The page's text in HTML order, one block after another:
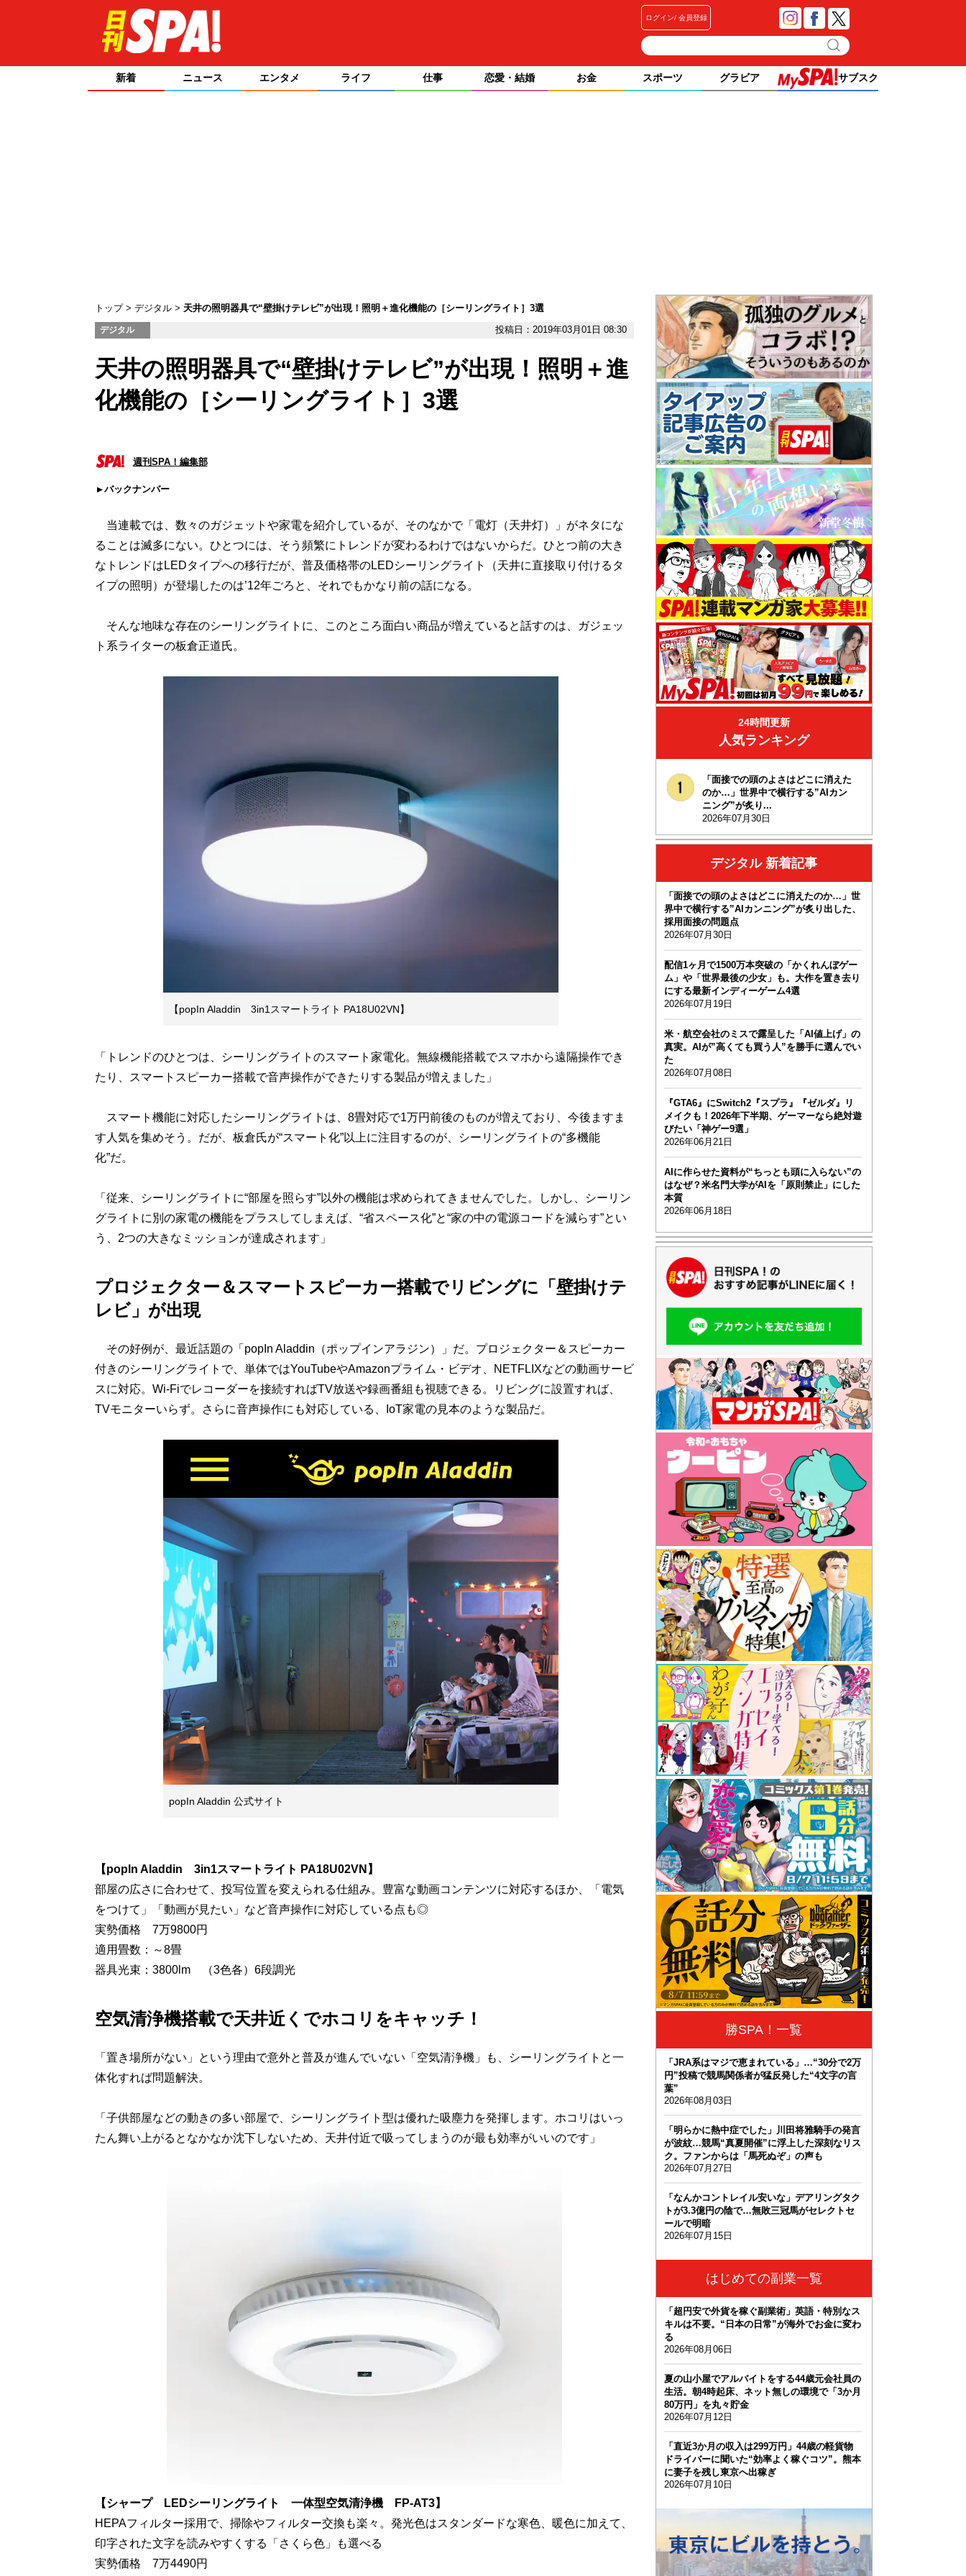
ログイン 会員登録
新着 ニュース エンタメ ライフ 仕事 恋愛・結婚 お金 スポーツ グラビア サブスク
トップ デジタル 天井の照明器具で“壁掛けテレビ”が出現！照明＋進化機能の［シーリングライト］3選
デジタル 投稿日：2019年03月01日 08:30
天井の照明器具で“壁掛けテレビ”が出現！照明＋進
化機能の［シーリングライト］3選
週刊SPA！編集部
バックナンバー
当連載では、数々のガジェットや家電を紹介しているが、そのなかで「電灯（天井灯）」がネタにな
ることは滅多にない。ひとつには、そう頻繁にトレンドが変わるわけではないからだ。ひとつ前の大き
なトレンドはLEDタイプへの移行だが、普及価格帯のLEDシーリングライト（天井に直接取り付けるタ
イプの照明）が登場したのは’12年ごろと、それでもかなり前の話になる。
そんな地味な存在のシーリングライトに、このところ面白い商品が増えていると話すのは、ガジェッ
ト系ライターの板倉正道氏。
【popIn Aladdin 3in1スマートライト PA18U02VN】
「トレンドのひとつは、シーリングライトのスマート家電化。無線機能搭載でスマホから遠隔操作でき
たり、スマートスピーカー搭載で音声操作ができたりする製品が増えました」
スマート機能に対応したシーリングライトは、8畳対応で1万円前後のものが増えており、今後ますま
す人気を集めそう。だが、板倉氏が“スマート化”以上に注目するのが、シーリングライトの“多機能
化”だ。
「従来、シーリングライトに“部屋を照らす”以外の機能は求められてきませんでした。しかし、シーリン
グライトに別の家電の機能をプラスしてしまえば、“省スペース化”と“家の中の電源コードを減らす”とい
う、2つの大きなミッションが達成されます」
プロジェクター＆スマートスピーカー搭載でリビングに「壁掛けテ
レビ」が出現
その好例が、最近話題の「popIn Aladdin（ポップインアラジン）」だ。プロジェクター＆スピーカー
付きのシーリングライトで、単体ではYouTubeやAmazonプライム・ビデオ、NETFLIXなどの動画サービ
スに対応。Wi-Fiでレコーダーを接続すればTV放送や録画番組も視聴できる。リビングに設置すれば、
TVモニターいらず。さらに音声操作にも対応している、IoT家電の見本のような製品だ。
popIn Aladdin 公式サイト
【popIn Aladdin 3in1スマートライト PA18U02VN】
部屋の広さに合わせて、投写位置を変えられる仕組み。豊富な動画コンテンツに対応するほか、「電気
をつけて」「動画が見たい」など音声操作に対応している点も◎
実勢価格 7万9800円
適用畳数：～8畳
器具光束：3800lm （3色各）6段調光
空気清浄機搭載で天井近くでホコリをキャッチ！
「置き場所がない」という理由で意外と普及が進んでいない「空気清浄機」も、シーリングライトと一
体化すれば問題解決。
「子供部屋などの動きの多い部屋で、シーリングライト型は優れた吸塵力を発揮します。ホコリはいっ
たん舞い上がるとなかなか沈下しないため、天井付近で吸ってしまうのが最も効率がいいのです」
【シャープ LEDシーリングライト 一体型空気清浄機 FP-AT3】
HEPAフィルター採用で、掃除やフィルター交換も楽々。発光色はスタンダードな寒色、暖色に加えて、
印字された文字を読みやすくする「さくら色」も選べる
実勢価格 7万4490円
24時間更新
人気ランキング
「面接での頭のよさはどこに消えた
のか…」世界中で横行する”AIカン
ニング”が炙り...
2026年07月30日
デジタル 新着記事
「面接での頭のよさはどこに消えたのか…」世
界中で横行する”AIカンニング”が炙り出した、
採用面接の問題点
2026年07月30日
配信1ヶ月で1500万本突破の「かくれんぼゲー
ム」や「世界最後の少女」も。大作を置き去り
にする最新インディーゲーム4選
2026年07月19日
米・航空会社のミスで露呈した「AI値上げ」の
真実。AIが”高くても買う人”を勝手に選んでい
た
2026年07月08日
『GTA6』にSwitch2『スプラ』『ゼルダ』リ
メイクも！2026年下半期、ゲーマーなら絶対遊
びたい「神ゲー9選」
2026年06月21日
AIに作らせた資料が“ちっとも頭に入らない”の
はなぜ？米名門大学がAIを「原則禁止」にした
本質
2026年06月18日
勝SPA！一覧
「JRA系はマジで恵まれている」…“30分で2万
円”投稿で競馬関係者が猛反発した“4文字の言
葉”
2026年08月03日
「明らかに熱中症でした」川田将雅騎手の発言
が波紋…競馬“真夏開催”に浮上した深刻なリス
ク。ファンからは「馬死ぬぞ」の声も
2026年07月27日
「なんかコントレイル安いな」デアリングタク
トが3.3億円の陰で…無敗三冠馬がセレクトセ
ールで明暗
2026年07月15日
はじめての副業一覧
「超円安で外貨を稼ぐ副業術」英語・特別なス
キルは不要。“日本の日常”が海外でお金に変わ
る
2026年08月06日
夏の山小屋でアルバイトをする44歳元会社員の
生活。朝4時起床、ネット無しの環境で「3か月
80万円」を丸々貯金
2026年07月12日
「直近3か月の収入は299万円」44歳の軽貨物
ドライバーに聞いた“効率よく稼ぐコツ”。熊本
に妻子を残し東京へ出稼ぎ
2026年07月10日